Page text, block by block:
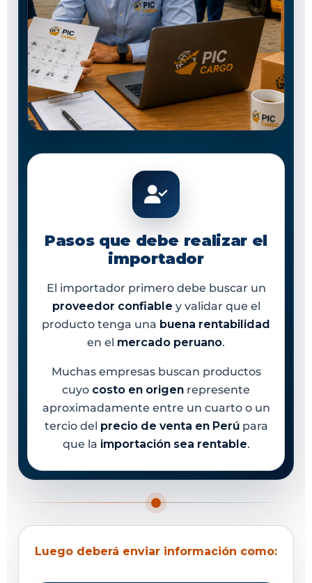
Pasos que debe realizar el
importador
El importador primero debe buscar un
proveedor confiable y validar que el
producto tenga una buena rentabilidad
en el mercado peruano.
Muchas empresas buscan productos
cuyo costo en origen represente
aproximadamente entre un cuarto o un
tercio del precio de venta en Perúpara
que la importación sea rentable.
Luego deberá enviar información como: